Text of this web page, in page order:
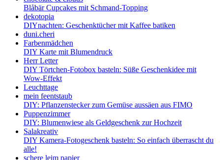
Blåbär Cupcakes mit Schmand-Topping
dekotopia
DIYnachten: Geschenktücher mit Kaffee batiken
duni.cheri
Farbenmädchen
DIY Karte mit Blumendruck
Herr Letter
DIY Törtchen-Fotobox basteln: Süße Geschenkidee mit
Wow-Effekt
Leuchttage
mein feentstaub
DIY: Pflanzenstecker zum Gemüse aussäen aus FIMO
Puppenzimmer
DIY: Blumenwiese als Geldgeschenk zur Hochzeit
Salakreativ
DIY Kamera-Fotogeschenk basteln: So einfach überrascht du
alle!
schere leim papier